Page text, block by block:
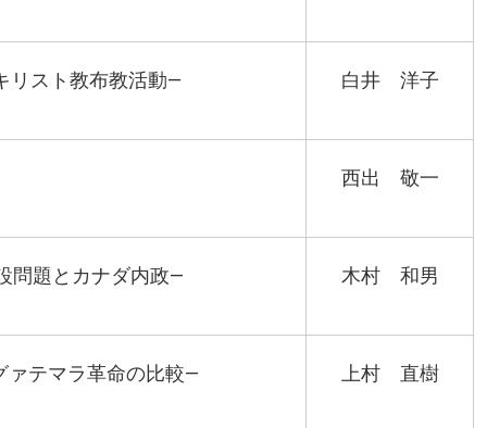
リスト教布教活動― 白井 洋子
西出 敬一
問題とカナダ内政― 木村 和男
テマラ革命の比較― 上村 直樹